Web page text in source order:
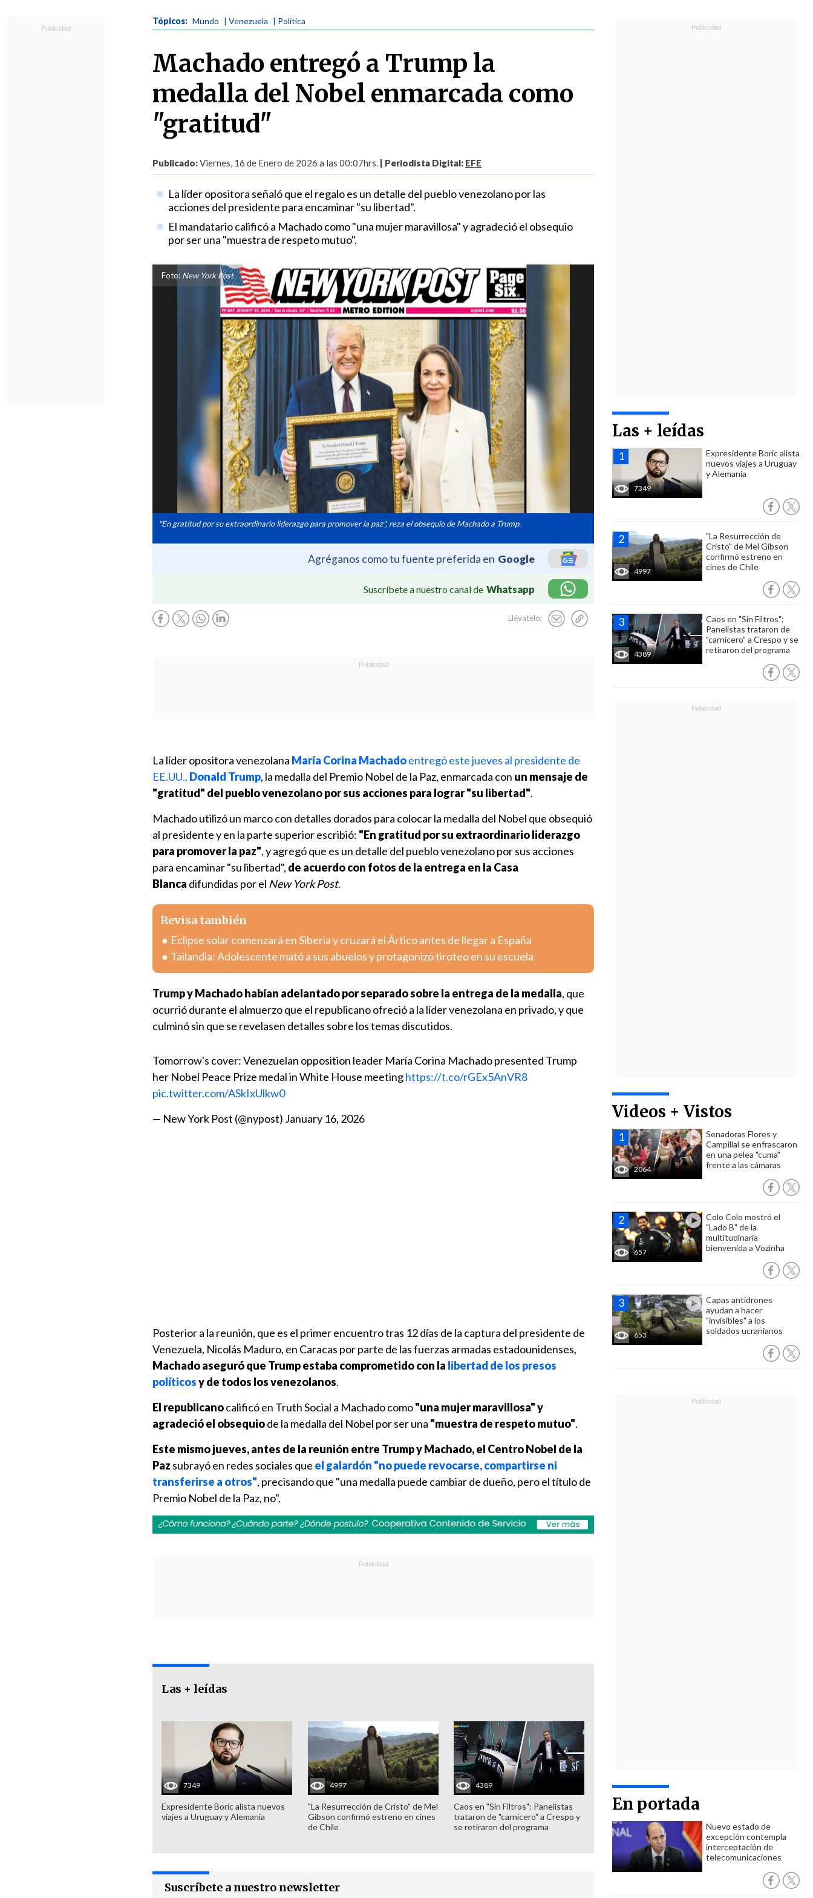
Tópicos: Mundo | Venezuela | Política
Machado entregó a Trump la
medalla del Nobel enmarcada como
"gratitud"
Publicado:Viernes, 16 de Enero de 2026 a las 00:07hrs. | Periodista Digital: EFE
La líder opositora señaló que el regalo es un detalle del pueblo venezolano por las
acciones del presidente para encaminar "su libertad".
El mandatario calificó a Machado como "una mujer maravillosa" y agradeció el obsequio
por ser una "muestra de respeto mutuo".
Foto: New York Post
"En gratitud por su extraordinario liderazgo para promover la paz", reza el obsequio de Machado a Trump.
Agréganos como tu fuente preferida en Google
Suscríbete a nuestro canal de Whatsapp
Llévatelo:
Las + leídas
7349
Expresidente Boric alista
nuevos viajes a Uruguay
y Alemania
4997
"La Resurrección de
Cristo" de Mel Gibson
confirmó estreno en
cines de Chile
4389
Caos en "Sin Filtros":
Panelistas trataron de
"carnicero" a Crespo y se
retiraron del programa
Videos + Vistos
2064
Senadoras Flores y
Campillai se enfrascaron
en una pelea "cuma"
frente a las cámaras
657
Colo Colo mostró el
"Lado B" de la
multitudinaria
bienvenida a Vozinha
653
Capas antidrones
ayudan a hacer
"invisibles" a los
soldados ucranianos
En portada
Nuevo estado de
excepción contempla
interceptación de
telecomunicaciones
La líder opositora venezolana María Corina Machadoentregó este jueves al presidente de
EE.UU., Donald Trump, la medalla del Premio Nobel de la Paz, enmarcada con un mensaje de
"gratitud" del pueblo venezolano por sus acciones para lograr "su libertad".
Machado utilizó un marco con detalles dorados para colocar la medalla del Nobel que obsequió
al presidente y en la parte superior escribió: "En gratitud por su extraordinario liderazgo
para promover la paz", y agregó que es un detalle del pueblo venezolano por sus acciones
para encaminar "su libertad", de acuerdo con fotos de la entrega en la Casa
Blanca difundidas por el New York Post.
Revisa también
Eclipse solar comenzará en Siberia y cruzará el Ártico antes de llegar a España
Tailandia: Adolescente mató a sus abuelos y protagonizó tiroteo en su escuela
Trump y Machado habían adelantado por separado sobre la entrega de la medalla, que
ocurrió durante el almuerzo que el republicano ofreció a la líder venezolana en privado, y que
culminó sin que se revelasen detalles sobre los temas discutidos.
Tomorrow's cover: Venezuelan opposition leader María Corina Machado presented Trump
her Nobel Peace Prize medal in White House meetinghttps://t.co/rGEx5AnVR8
pic.twitter.com/ASkIxUlkw0
— New York Post (@nypost) January 16, 2026
Posterior a la reunión, que es el primer encuentro tras 12 días de la captura del presidente de
Venezuela, Nicolás Maduro, en Caracas por parte de las fuerzas armadas estadounidenses,
Machado aseguró que Trump estaba comprometido con la libertad de los presos
políticosy de todos los venezolanos.
El republicanocalificó en Truth Social a Machado como"una mujer maravillosa" y
agradeció el obsequiode la medalla del Nobel por ser una "muestra de respeto mutuo".
Este mismo jueves, antes de la reunión entre Trump y Machado, el Centro Nobel de la
Paz subrayó en redes sociales que el galardón "no puede revocarse, compartirse ni
transferirse a otros", precisando que "una medalla puede cambiar de dueño, pero el título de
Premio Nobel de la Paz, no".
Las + leídas
7349
Expresidente Boric alista nuevos
viajes a Uruguay y Alemania
4997
"La Resurrección de Cristo" de Mel
Gibson confirmó estreno en cines
de Chile
4389
Caos en "Sin Filtros": Panelistas
trataron de "carnicero" a Crespo y
se retiraron del programa
Suscríbete a nuestro newsletter